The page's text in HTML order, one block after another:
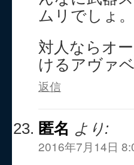
ムリでしょ。
対人ならオ
けるアヴァ
返信
匿名 より:
2016年7月14日